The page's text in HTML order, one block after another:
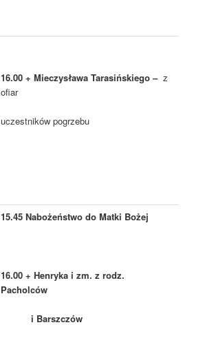
16.00 + Mieczysława Tarasińskiego –z
ofiar
uczestników pogrzebu
15.45 Nabożeństwo do Matki Bożej
16.00 + Henryka i zm. z rodz.
Pacholców
i Barszczów